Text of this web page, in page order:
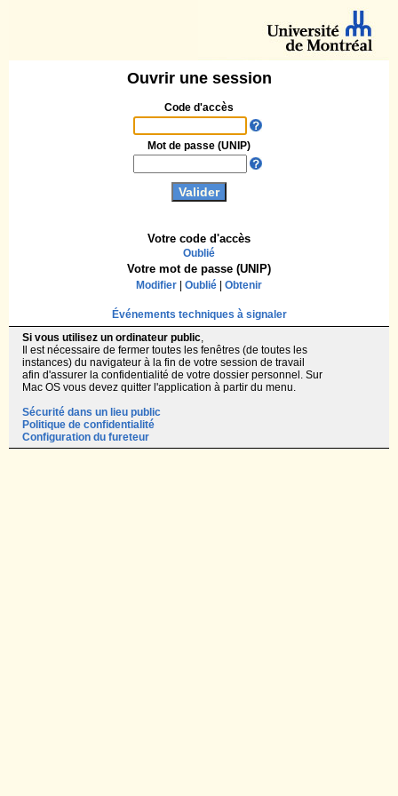
Ouvrir une session
Code d'accès
Votre code d'accès
Oublié
Mot de passe (UNIP)
Votre mot de passe (UNIP)
Modifier Oublié Obtenir
Événements techniques à signaler
Si vous utilisez un ordinateur public,
Il est nécessaire de fermer toutes les fenêtres (de toutes les
instances) du navigateur à la fin de votre session de travail
afin d'assurer la confidentialité de votre dossier personnel. Sur
Mac OS vous devez quitter l'application à partir du menu.
Sécurité dans un lieu public
Politique de confidentialité
Configuration du fureteur